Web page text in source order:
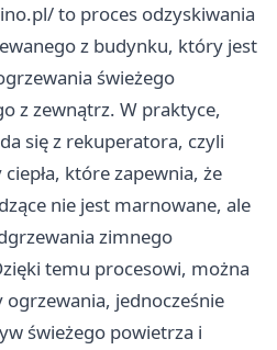
to proces odzyskiwania
z budynku, który jest
świeżego
z zewnątrz. W praktyce,
się z rekuperatora, czyli
które zapewnia, że
nie jest marnowane, ale
zimnego
temu procesowi, można
jednocześnie
świeżego powietrza i